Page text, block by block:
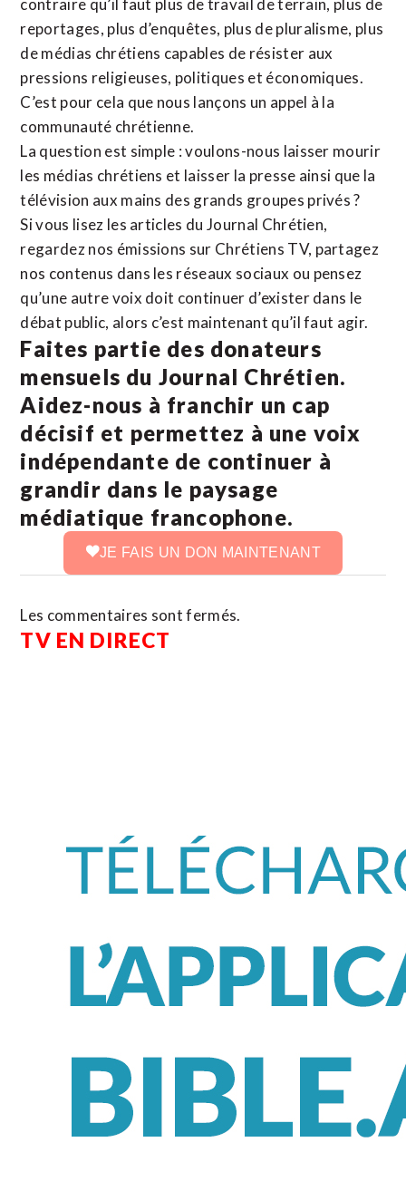
contraire qu’il faut plus de travail de terrain, plus de
reportages, plus d’enquêtes, plus de pluralisme, plus
de médias chrétiens capables de résister aux
pressions religieuses, politiques et économiques.
C’est pour cela que nous lançons un appel à la
communauté chrétienne.
La question est simple : voulons-nous laisser mourir
les médias chrétiens et laisser la presse ainsi que la
télévision aux mains des grands groupes privés ?
Si vous lisez les articles du Journal Chrétien,
regardez nos émissions sur Chrétiens TV, partagez
nos contenus dans les réseaux sociaux ou pensez
qu’une autre voix doit continuer d’exister dans le
débat public, alors c’est maintenant qu’il faut agir.
Faites partie des donateurs
mensuels du Journal Chrétien.
Aidez-nous à franchir un cap
décisif et permettez à une voix
indépendante de continuer à
grandir dans le paysage
médiatique francophone.
JE FAIS UN DON MAINTENANT
Les commentaires sont fermés.
TV EN DIRECT